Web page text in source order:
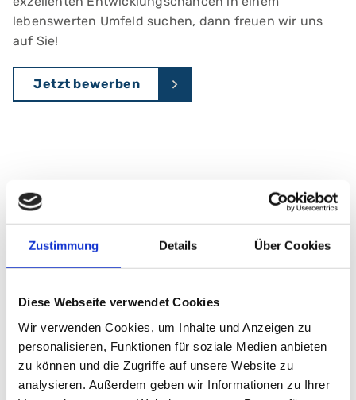
Zustimmung Details Über Cookies
Diese Webseite verwendet Cookies
Wir verwenden Cookies, um Inhalte und Anzeigen zu
personalisieren, Funktionen für soziale Medien anbieten
zu können und die Zugriffe auf unsere Website zu
analysieren. Außerdem geben wir Informationen zu Ihrer
lebenswerten Umfeld suchen, dann freuen wir uns
auf Sie!
Jetzt bewerben